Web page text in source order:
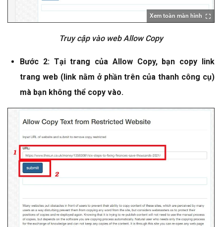
Xem toàn màn hình
Truy cập vào web Allow Copy
Bước 2: Tại trang của Allow Copy, bạn copy link
trang web (link nằm ở phần trên của thanh công cụ)
mà bạn không thể copy vào.